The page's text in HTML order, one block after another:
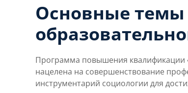
Основные темы
Программа повышения квалификации
нацелена на совершенствование
инструментарий социологии для